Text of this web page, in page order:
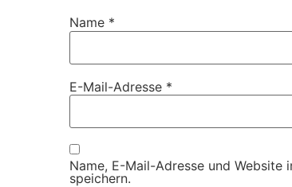
Name *
E-Mail-Adresse *
Name, E-Mail-Adresse und Website
speichern.